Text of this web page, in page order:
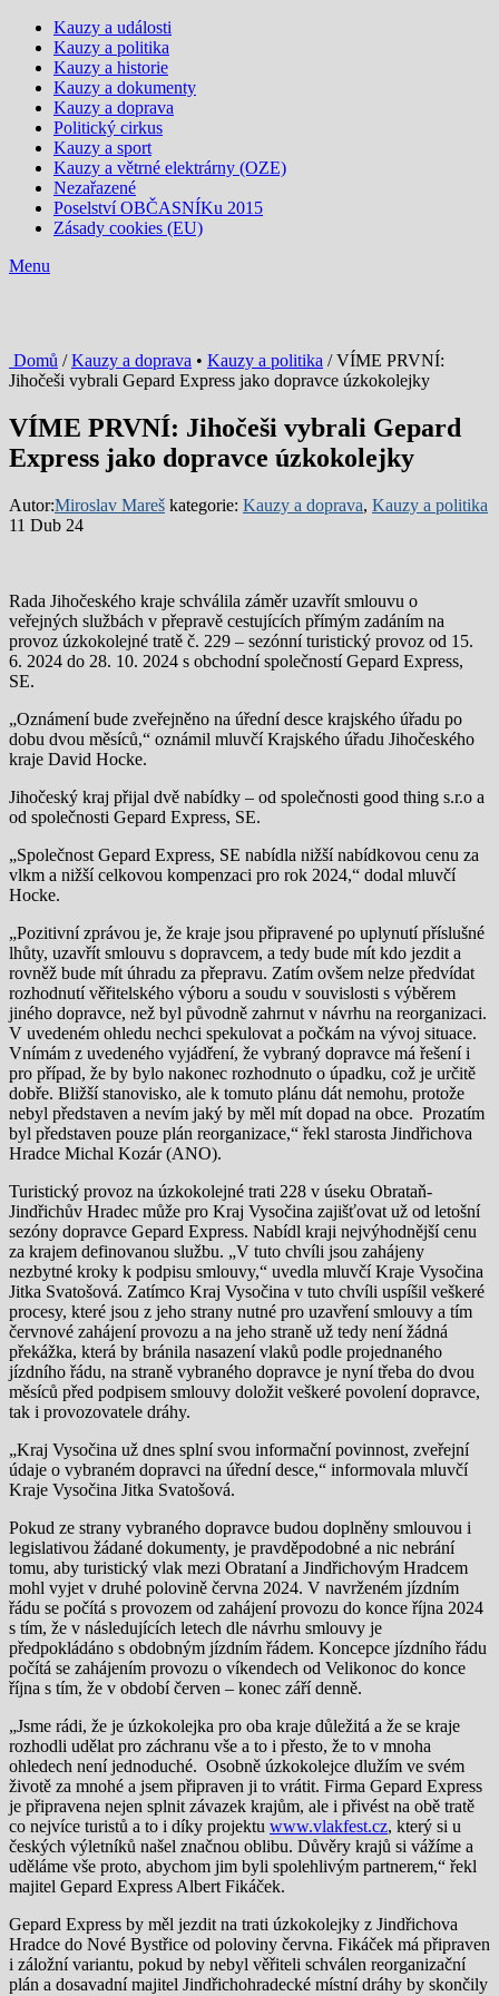
Kauzy a události
Kauzy a politika
Kauzy a historie
Kauzy a dokumenty
Kauzy a doprava
Politický cirkus
Kauzy a sport
Kauzy a větrné elektrárny (OZE)
Nezařazené
Poselství OBČASNÍKu 2015
Zásady cookies (EU)
Menu
Domů /Kauzy a doprava • Kauzy a politika / VÍME PRVNÍ:
Jihočeši vybrali Gepard Express jako dopravce úzkokolejky
VÍME PRVNÍ: Jihočeši vybrali Gepard
Express jako dopravce úzkokolejky
Autor:Miroslav Mareš kategorie: Kauzy a doprava, Kauzy a politika
11 Dub 24
Rada Jihočeského kraje schválila záměr uzavřít smlouvu o
veřejných službách v přepravě cestujících přímým zadáním na
provoz úzkokolejné tratě č. 229 – sezónní turistický provoz od 15.
6. 2024 do 28. 10. 2024 s obchodní společností Gepard Express,
SE.
„Oznámení bude zveřejněno na úřední desce krajského úřadu po
dobu dvou měsíců,“ oznámil mluvčí Krajského úřadu Jihočeského
kraje David Hocke.
Jihočeský kraj přijal dvě nabídky – od společnosti good thing s.r.o a
od společnosti Gepard Express, SE.
„Společnost Gepard Express, SE nabídla nižší nabídkovou cenu za
vlkm a nižší celkovou kompenzaci pro rok 2024,“ dodal mluvčí
Hocke.
„Pozitivní zprávou je, že kraje jsou připravené po uplynutí příslušné
lhůty, uzavřít smlouvu s dopravcem, a tedy bude mít kdo jezdit a
rovněž bude mít úhradu za přepravu. Zatím ovšem nelze předvídat
rozhodnutí věřitelského výboru a soudu v souvislosti s výběrem
jiného dopravce, než byl původně zahrnut v návrhu na reorganizaci.
V uvedeném ohledu nechci spekulovat a počkám na vývoj situace.
Vnímám z uvedeného vyjádření, že vybraný dopravce má řešení i
pro případ, že by bylo nakonec rozhodnuto o úpadku, což je určitě
dobře. Bližší stanovisko, ale k tomuto plánu dát nemohu, protože
nebyl představen a nevím jaký by měl mít dopad na obce. Prozatím
byl představen pouze plán reorganizace,“ řekl starosta Jindřichova
Hradce Michal Kozár (ANO).
Turistický provoz na úzkokolejné trati 228 v úseku Obrataň-
Jindřichův Hradec může pro Kraj Vysočina zajišťovat už od letošní
sezóny dopravce Gepard Express. Nabídl kraji nejvýhodnější cenu
za krajem definovanou službu. „V tuto chvíli jsou zahájeny
nezbytné kroky k podpisu smlouvy,“ uvedla mluvčí Kraje Vysočina
Jitka Svatošová. Zatímco Kraj Vysočina v tuto chvíli uspíšil veškeré
procesy, které jsou z jeho strany nutné pro uzavření smlouvy a tím
červnové zahájení provozu a na jeho straně už tedy není žádná
překážka, která by bránila nasazení vlaků podle projednaného
jízdního řádu, na straně vybraného dopravce je nyní třeba do dvou
měsíců před podpisem smlouvy doložit veškeré povolení dopravce,
tak i provozovatele dráhy.
„Kraj Vysočina už dnes splní svou informační povinnost, zveřejní
údaje o vybraném dopravci na úřední desce,“ informovala mluvčí
Kraje Vysočina Jitka Svatošová.
Pokud ze strany vybraného dopravce budou doplněny smlouvou i
legislativou žádané dokumenty, je pravděpodobné a nic nebrání
tomu, aby turistický vlak mezi Obrataní a Jindřichovým Hradcem
mohl vyjet v druhé polovině června 2024. V navrženém jízdním
řádu se počítá s provozem od zahájení provozu do konce října 2024
s tím, že v následujících letech dle návrhu smlouvy je
předpokládáno s obdobným jízdním řádem. Koncepce jízdního řádu
počítá se zahájením provozu o víkendech od Velikonoc do konce
října s tím, že v období červen – konec září denně.
„Jsme rádi, že je úzkokolejka pro oba kraje důležitá a že se kraje
rozhodli udělat pro záchranu vše a to i přesto, že to v mnoha
ohledech není jednoduché. Osobně úzkokolejce dlužím ve svém
životě za mnohé a jsem připraven ji to vrátit. Firma Gepard Express
je připravena nejen splnit závazek krajům, ale i přivést na obě tratě
co nejvíce turistů a to i díky projektu www.vlakfest.cz, který si u
českých výletníků našel značnou oblibu. Důvěry krajů si vážíme a
uděláme vše proto, abychom jim byli spolehlivým partnerem,“ řekl
majitel Gepard Express Albert Fikáček.
Gepard Express by měl jezdit na trati úzkokolejky z Jindřichova
Hradce do Nové Bystřice od poloviny června. Fikáček má připraven
i záložní variantu, pokud by nebyl věřiteli schválen reorganizační
plán a dosavadní majitel Jindřichohradecké místní dráhy by skončily